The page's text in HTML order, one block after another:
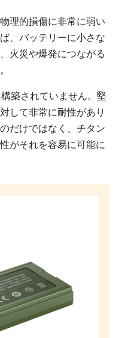
理的損傷に非常に弱い
、バッテリーに小さな
火災や爆発につながる
築されていません。堅
して非常に耐性があり
だけではなく、チタン
がそれを容易に可能に